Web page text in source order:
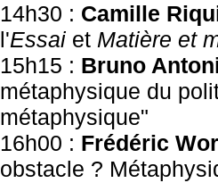
14h30 : Camille
l'Essai et Matière et
15h15 : Bruno
métaphysique du
métaphysique"
16h00 : Frédéric
obstacle ?